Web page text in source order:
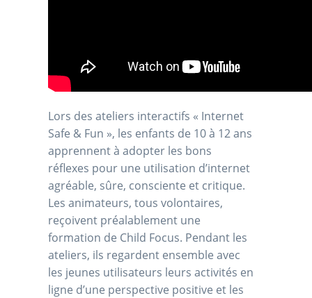
Lors des ateliers interactifs « Internet
Safe & Fun », les enfants de 10 à 12 ans
apprennent à adopter les bons
réflexes pour une utilisation d’internet
agréable, sûre, consciente et critique.
Les animateurs, tous volontaires,
reçoivent préalablement une
formation de Child Focus. Pendant les
ateliers, ils regardent ensemble avec
les jeunes utilisateurs leurs activités en
ligne d’une perspective positive et les